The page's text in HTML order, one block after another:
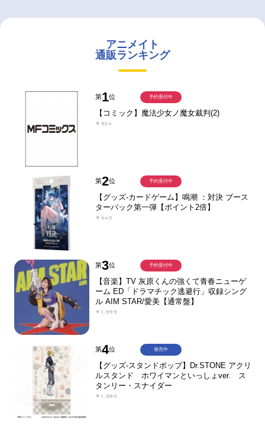
アニメイト
通販ランキング
第1位
【コミック】魔法少女ノ魔女裁判(2)
￥924
予約受付中
第2位
【グッズ-カードゲーム】鳴潮 ：対決 ブース
ターパック第一弾【ポイント2倍】
￥440
予約受付中
第3位
【音楽】TV 灰原くんの強くて青春ニューゲ
ーム ED「ドラマチック逃避行」収録シング
ル AIM STAR/愛美【通常盤】
￥1,999
予約受付中
第4位
【グッズ-スタンドポップ】Dr.STONE アクリ
ルスタンド ホワイマンといっしょver. ス
タンリー・スナイダー
￥1,980
発売中